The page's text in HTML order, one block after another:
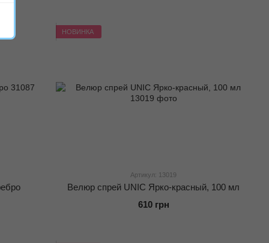
НОВИНКА
Артикул: 13019
Велюр спрей UNIC Ярко-красный, 100 мл
610 грн